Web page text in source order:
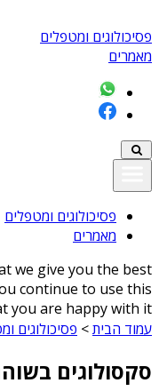
פסיכולוגים ומטפלים
מאמרים
פסיכולוגים ומטפלים
מאמרים
we give you the best
continue to use this
you are happy with it
עמוד הבית> פסיכולוגים
סקסולוגים